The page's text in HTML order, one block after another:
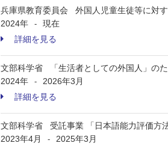
兵庫県教育委員会 外国人児童生徒等に対
2024年
-
現在
詳細を見る
文部科学省 「生活者としての外国人」の
2024年
-
2026年3月
詳細を見る
文部科学省 受託事業 「日本語能力評価方
2023年4月
-
2025年3月